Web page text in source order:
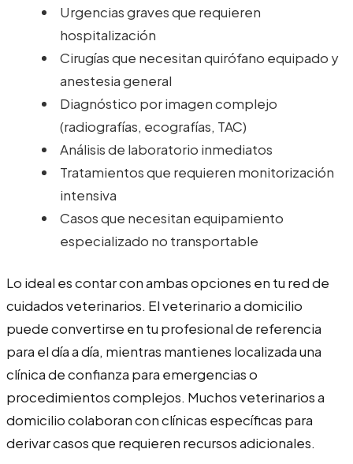
Urgencias graves que requieren
hospitalización
Cirugías que necesitan quirófano equipado y
anestesia general
Diagnóstico por imagen complejo
(radiografías, ecografías, TAC)
Análisis de laboratorio inmediatos
Tratamientos que requieren monitorización
intensiva
Casos que necesitan equipamiento
especializado no transportable
Lo ideal es contar con ambas opciones en tu red de
cuidados veterinarios. El veterinario a domicilio
puede convertirse en tu profesional de referencia
para el día a día, mientras mantienes localizada una
clínica de confianza para emergencias o
procedimientos complejos. Muchos veterinarios a
domicilio colaboran con clínicas específicas para
derivar casos que requieren recursos adicionales.